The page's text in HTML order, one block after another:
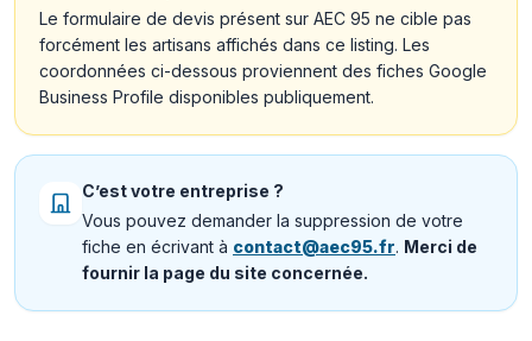
Le formulaire de devis présent sur AEC 95 ne cible pas
forcément les artisans affichés dans ce listing. Les
coordonnées ci-dessous proviennent des fiches Google
Business Profile disponibles publiquement.
C’est votre entreprise ?
Vous pouvez demander la suppression de votre
fiche en écrivant à contact@aec95.fr. Merci de
fournir la page du site concernée.